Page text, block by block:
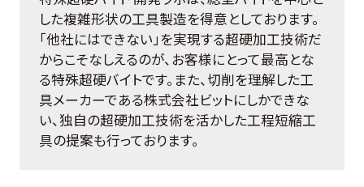
お客様の声
よくある質問
した複雑形状の工具製造を得意としております。
「他社にはできない」を実現する超硬加工技術だ
からこそなしえるのが、お客様にとって最高とな
る特殊超硬バイトです。また、切削を理解した工
具メーカーである株式会社ビットにしかできな
い、独自の超硬加工技術を活かした工程短縮工
具の提案も行っております。